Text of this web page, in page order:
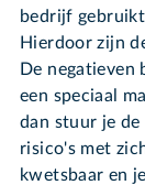
bedrijf
Hierdoor zijn
De negatieven
een speciaal
dan stuur je
risico's met
kwetsbaar en